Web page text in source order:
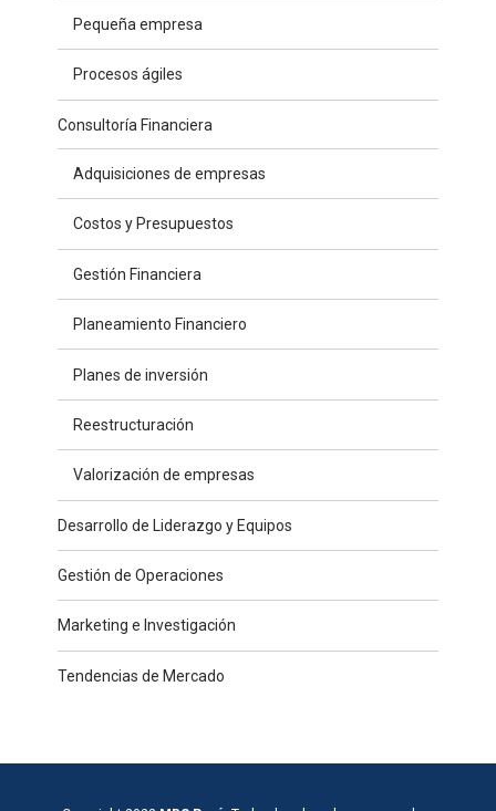
Pequeña empresa
Procesos ágiles
Consultoría Financiera
Adquisiciones de empresas
Costos y Presupuestos
Gestión Financiera
Planeamiento Financiero
Planes de inversión
Reestructuración
Valorización de empresas
Desarrollo de Liderazgo y Equipos
Gestión de Operaciones
Marketing e Investigación
Tendencias de Mercado